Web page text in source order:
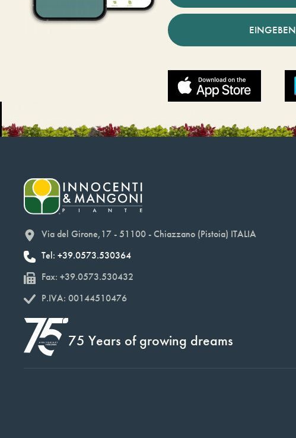
EINGEBEN
Via del Girone,17 - 51100 - Chiazzano (Pistoia) ITALIA
Tel: +39.0573.530364
Fax: +39.0573.530432
P.IVA: 00144510476
75 Years of growing dreams